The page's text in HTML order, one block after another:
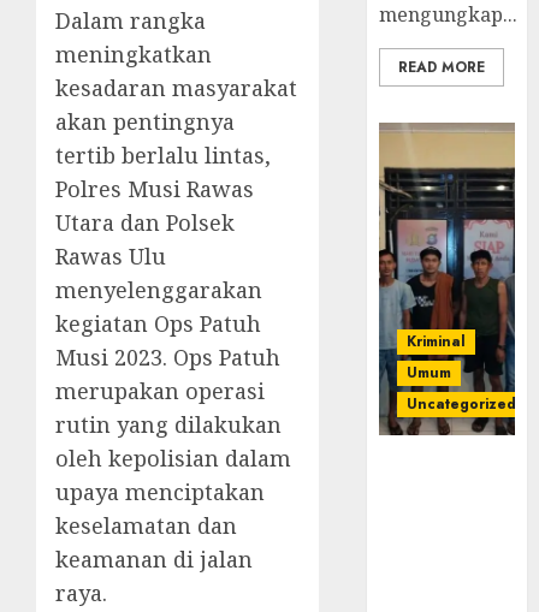
Dalam rangka
meningkatkan
kesadaran masyarakat
akan pentingnya
tertib berlalu lintas,
Polres Musi Rawas
Utara dan Polsek
Rawas Ulu
menyelenggarakan
kegiatan Ops Patuh
Musi 2023. Ops Patuh
merupakan operasi
rutin yang dilakukan
oleh kepolisian dalam
upaya menciptakan
keselamatan dan
keamanan di jalan
raya.
mengungkap...
READ MORE
Kriminal
Umum
Uncategorized